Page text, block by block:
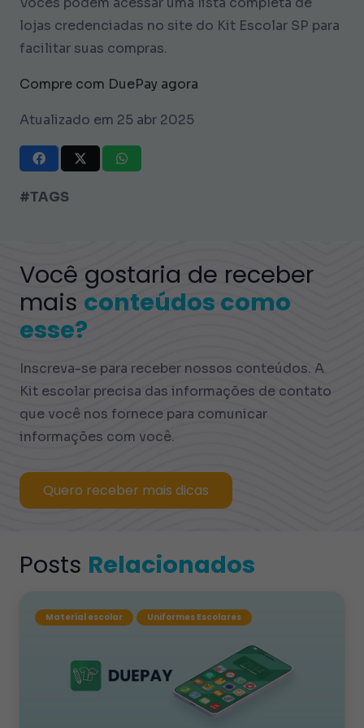
lojas credenciadas no site do Kit Escolar SP para
facilitar suas compras.
Compre com DuePay agora
Atualizado em 25 abr 2025
#TAGS
Você gostaria de receber
mais conteúdos como
esse?
Inscreva-se para receber nossos conteúdos. A
Kit escolar precisa das informações de contato
que você nos fornece para comunicar
informações com você.
Quero receber mais dicas
Posts Relacionados
Material escolar Uniformes Escolares